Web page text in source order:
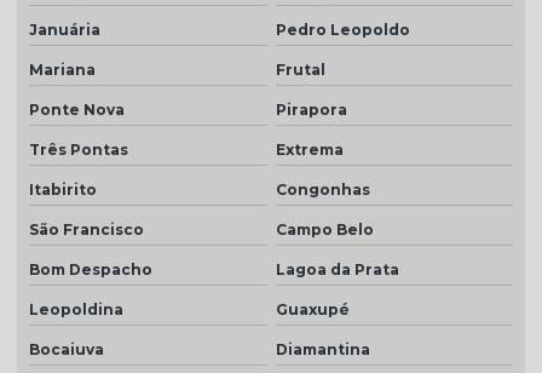
Telhas dupla face branca
Telhas rústicas
Valor da telha americana esmaltada
Januária Pedro Leopoldo
Mariana Frutal
Ponte Nova Pirapora
Três Pontas Extrema
Itabirito Congonhas
São Francisco Campo Belo
Bom Despacho Lagoa da Prata
Leopoldina Guaxupé
Bocaiuva Diamantina